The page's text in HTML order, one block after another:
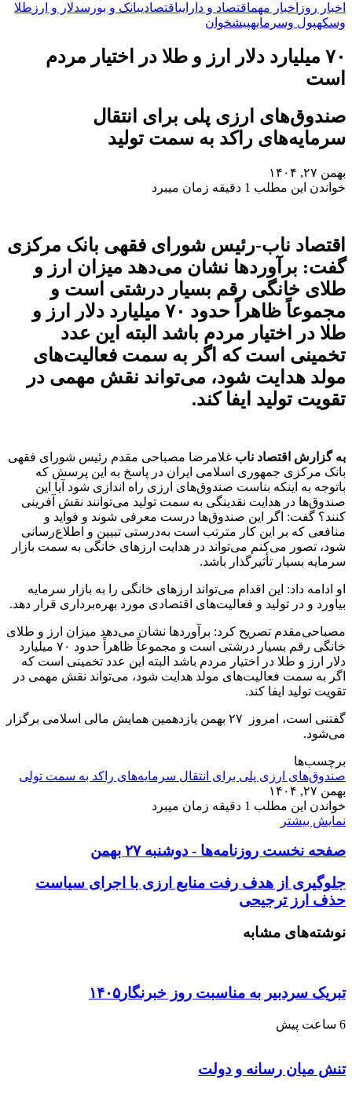
اخبار روز اخبار مهماقتصاد و داراییاقتصادیبانک و بورسدلار و ارز طلا
وسکهپول وسرمایهپیشخوان
۷۰ میلیارد دلار ارز و طلا در اختیار مردم
است
صندوق‌های ارزی پلی برای انتقال
سرمایه‌های راکد به سمت تولید
بهمن ۲۷, ۱۴۰۴
خواندن این مطلب 1 دقیقه زمان میبرد
اقتصاد ناب-رئیس شورای فقهی بانک مرکزی
گفت: برآورد‌ها نشان می‌دهد میزان ارز و
طلای خانگی رقم بسیار درشتی است و
مجموعاً ظاهراً حدود ۷۰ میلیارد دلار ارز و
طلا در اختیار مردم باشد البته این عدد
تخمینی است که اگر به سمت فعالیت‌های
مولد هدایت شود، می‌تواند نقش مهمی در
تقویت تولید ایفا کند.
به گزارش اقتصاد ناب غلامرضا مصباحی مقدم رئیس شورای فقهی
بانک مرکزی جمهوری اسلامی ایران در پاسخ به این پرسش که
باتوجه به اینکه بناست صندوق‌های ارزی راه اندازی شود آیا این
صندوق‌ها در هدایت نقدینگی به سمت تولید می‌توانند نقش آفرینی
کنند؟ گفت: اگر این صندوق‌ها درست معرفی شوند و فواید و
منافعی که بر این کار مترتب است به‌درستی تبیین و اطلاع‌رسانی
شود، تصور می‌کنم می‌تواند در هدایت ارزهای خانگی به سمت بازار
سرمایه بسیار تأثیرگذار باشد.
او ادامه داد: این اقدام می‌تواند ارز‌های خانگی را به بازار سرمایه
بیاورد و در تولید و فعالیت‌های اقتصادی مورد بهره‌برداری قرار دهد.
مصباحی‌مقدم تصریح کرد: برآورد‌ها نشان می‌دهد میزان ارز و طلای
خانگی رقم بسیار درشتی است و مجموعاً ظاهراً حدود ۷۰ میلیارد
دلار ارز و طلا در اختیار مردم باشد البته این عدد تخمینی است که
اگر به سمت فعالیت‌های مولد هدایت شود، می‌تواند نقش مهمی در
تقویت تولید ایفا کند.
گفتنی است، امروز ۲۷ بهمن یازدهمین همایش مالی اسلامی برگزار
می‌شود.
برچسب‌ها
صندوق‌های ارزی پلی برای انتقال سرمایه‌های راکد به سمت تولی
بهمن ۲۷, ۱۴۰۴
خواندن این مطلب 1 دقیقه زمان میبرد
نمایش بیشتر
صفحه نخست روزنامه‌ها - دوشنبه ۲۷ بهمن
جلوگیری از هدف رفت منابع ارزی با اجرای سیاست
حذف ارز ترجیحی
نوشته‌های مشابه
تبریک سردبیر به مناسبت روز خبرنگار۱۴۰۵
6 ساعت پیش
تنش میان رسانه و دولت